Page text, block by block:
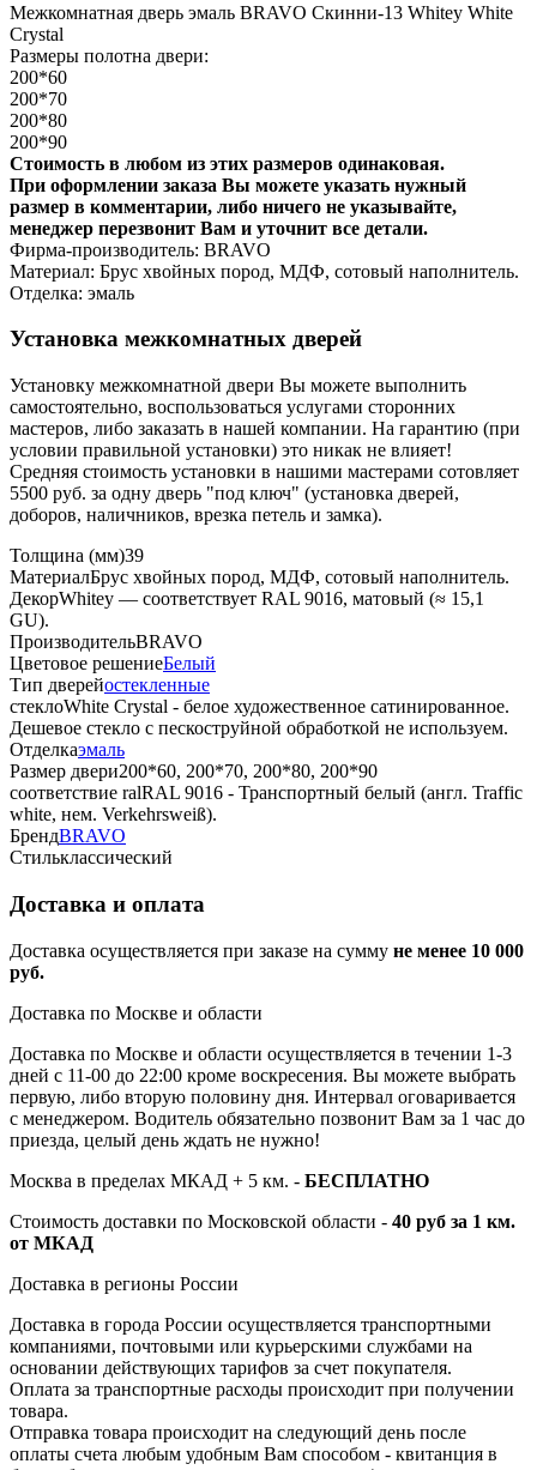
Межкомнатная дверь эмаль BRAVO Скинни-13 Whitey White
Сrystal
Размеры полотна двери:
200*60
200*70
200*80
200*90
Стоимость в любом из этих размеров одинаковая.
При оформлении заказа Вы можете указать нужный
размер в комментарии, либо ничего не указывайте,
менеджер перезвонит Вам и уточнит все детали.
Фирма-производитель: BRAVO
Материал: Брус хвойных пород, МДФ, сотовый наполнитель.
Отделка: эмаль
Установка межкомнатных дверей
Установку межкомнатной двери Вы можете выполнить
самостоятельно, воспользоваться услугами сторонних
мастеров, либо заказать в нашей компании. На гарантию (при
условии правильной установки) это никак не влияет!
Средняя стоимость установки в нашими мастерами сотовляет
5500 руб. за одну дверь "под ключ" (установка дверей,
доборов, наличников, врезка петель и замка).
Толщина (мм)39
МатериалБрус хвойных пород, МДФ, сотовый наполнитель.
ДекорWhitey — соответствует RAL 9016, матовый (≈ 15,1
GU).
ПроизводительBRAVO
Цветовое решениеБелый
Тип дверейостекленные
стеклоWhite Сrystal - белое художественное сатинированное.
Дешевое стекло с пескоструйной обработкой не используем.
Отделкаэмаль
Размер двери200*60, 200*70, 200*80, 200*90
соответствие ralRAL 9016 - Транспортный белый (англ. Traffic
white, нем. Verkehrsweiß).
БрендBRAVO
Стильклассический
Доставка и оплата
Доставка осуществляется при заказе на сумму не менее 10 000
руб.
Доставка по Москве и области
Доставка по Москве и области осуществляется в течении 1-3
дней с 11-00 до 22:00 кроме воскресения. Вы можете выбрать
первую, либо вторую половину дня. Интервал оговаривается
с менеджером. Водитель обязательно позвонит Вам за 1 час до
приезда, целый день ждать не нужно!
Москва в пределах МКАД + 5 км. - БЕСПЛАТНО
Стоимость доставки по Московской области - 40 руб за 1 км.
от МКАД
Доставка в регионы России
Доставка в города России осуществляется транспортными
компаниями, почтовыми или курьерскими службами на
основании действующих тарифов за счет покупателя.
Оплата за транспортные расходы происходит при получении
товара.
Отправка товара происходит на следующий день после
оплаты счета любым удобным Вам способом - квитанция в